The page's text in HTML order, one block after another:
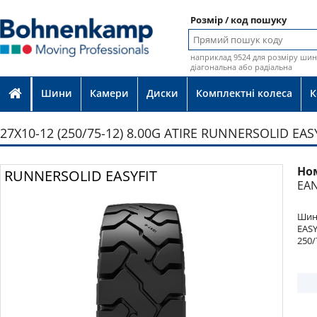
Розмір / код пошуку
наприклад 9524 для розміру
діагональна або радіальна
Шини Камери Диски Комплектні колеса
27X10-12 (250/75-12) 8.00G ATIRE RUNNERSOLID
RUNNERSOLID EASYFIT